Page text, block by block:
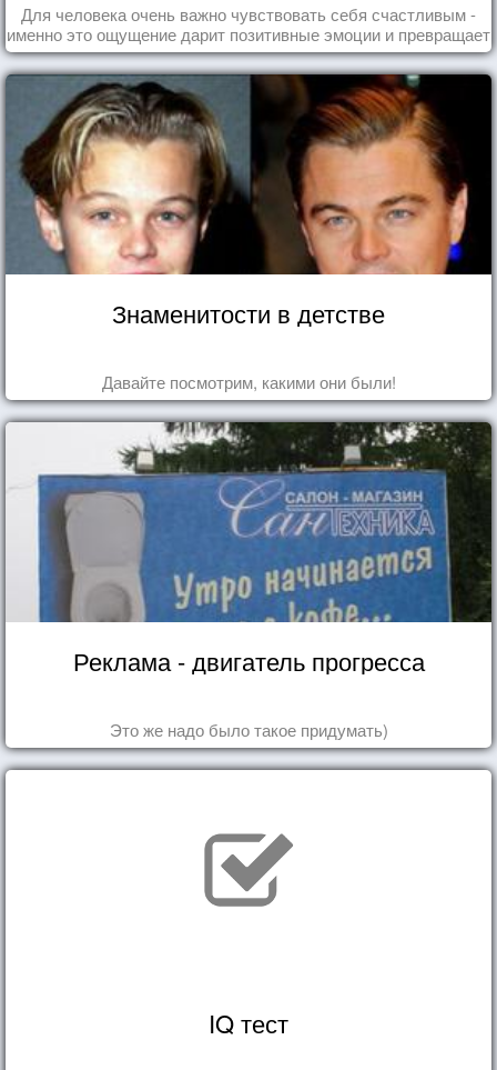
Для человека очень важно чувствовать себя счастливым -
именно это ощущение дарит позитивные эмоции и превращает
каждый день в маленький праздник.
Знаменитости в детстве
Давайте посмотрим, какими они были!
Реклама - двигатель прогресса
Это же надо было такое придумать)
IQ тест